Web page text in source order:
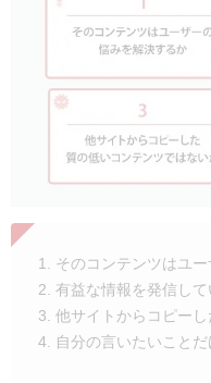
そのコンテンツはユ
有益な情報を発信して
他サイトからコピー
自分の言いたいこと